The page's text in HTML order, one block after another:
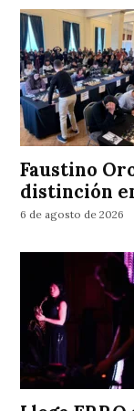
Faustino
distinción
6 de agosto de 2026